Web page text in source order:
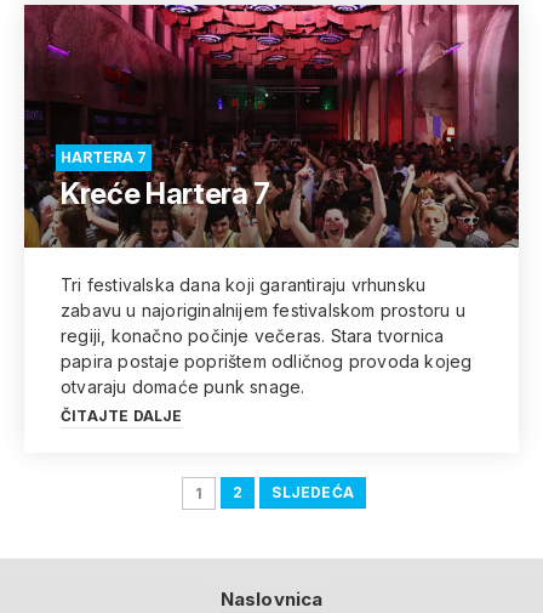
HARTERA 7
Kreće Hartera 7
Tri festivalska dana koji garantiraju vrhunsku
zabavu u najoriginalnijem festivalskom prostoru u
regiji, konačno počinje večeras. Stara tvornica
papira postaje poprištem odličnog provoda kojeg
otvaraju domaće punk snage.
ČITAJTE DALJE
1 2 SLJEDEĆA
Naslovnica